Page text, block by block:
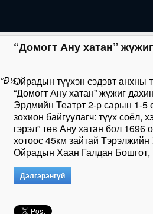
“Домогт Ану хатан”
Ойрадын түүхэн сэдэвт анхны
“Домогт Ану хатан” жүжиг
Эрдмийн Театрт 2-р сарын 1-5
зохион байгуулагч: түүх соёл,
гэрэл” төв Ану хатан бол 1696
хотоос 45км зайтай Тэрэлжийн
Oйрадын Хаан Галдан
Дэлгэрэнгүй